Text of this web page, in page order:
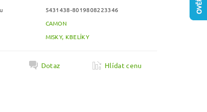
5431438-8019808223346
CAMON
MISKY, KBELÍKY
Dotaz Hlídat cenu